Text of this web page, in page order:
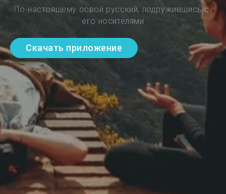
По-настоящему освой русский, подружившись с
его носителями
Скачать приложение